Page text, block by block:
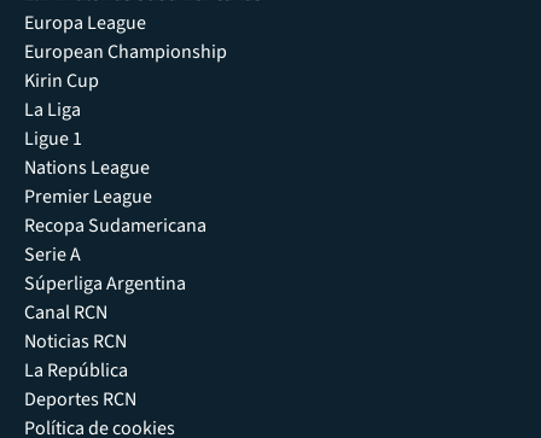
Europa League
European Championship
Kirin Cup
La Liga
Ligue 1
Nations League
Premier League
Recopa Sudamericana
Serie A
Súperliga Argentina
Canal RCN
Noticias RCN
La República
Deportes RCN
Política de cookies